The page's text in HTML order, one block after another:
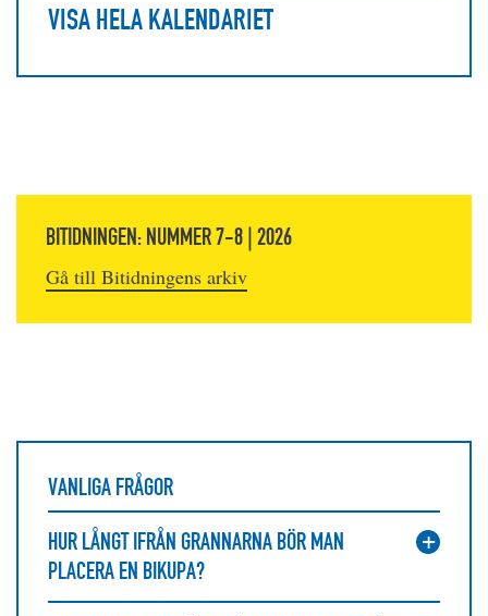
VISA HELA KALENDARIET
BITIDNINGEN: NUMMER 7-8 | 2026
Gå till Bitidningens arkiv
VANLIGA FRÅGOR
HUR LÅNGT IFRÅN GRANNARNA BÖR MAN
PLACERA EN BIKUPA?